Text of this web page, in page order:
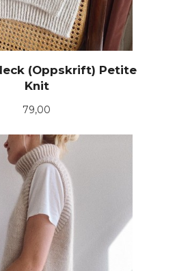
(Oppskrift) Petite
Knit
Pris
79,00